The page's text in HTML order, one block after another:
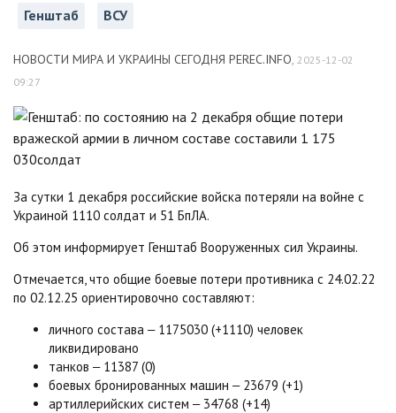
Генштаб
ВСУ
НОВОСТИ МИРА И УКРАИНЫ СЕГОДНЯ PEREC.INFO, 2025-12-02
09:27
За сутки 1 декабря российские войска потеряли на войне с
Украиной 1110 солдат и 51 БпЛА.
Об этом информирует Генштаб Вооруженных сил Украины.
Отмечается, что общие боевые потери противника с 24.02.22
по 02.12.25 ориентировочно составляют:
личного состава ‒ 1175030 (+1110) человек
ликвидировано
танков ‒ 11387 (0)
боевых бронированных машин ‒ 23679 (+1)
артиллерийских систем ‒ 34768 (+14)